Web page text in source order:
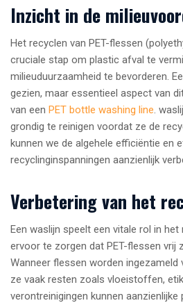
Inzicht in de
Het recyclen van PET-flessen
cruciale stap om plastic afval te
milieuduurzaamheid te bevorderen.
gezien, maar essentieel aspect van
van een PET bottle washing line.
grondig te reinigen voordat ze de
kunnen we de algehele efficiëntie en
recyclinginspanningen aanzienlijk
Verbetering van het
Een waslijn speelt een vitale rol in
ervoor te zorgen dat PET-flessen vrij
Wanneer flessen worden ingezameld
ze vaak resten zoals vloeistoffen,
verontreinigingen kunnen